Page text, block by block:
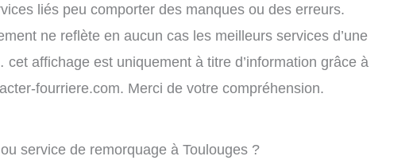
liés peu comporter des manques ou des erreurs.
ne reflète en aucun cas les meilleurs services d’une
affichage est uniquement à titre d’information grâce à
fourriere.com. Merci de votre compréhension.
service de remorquage à Toulouges ?